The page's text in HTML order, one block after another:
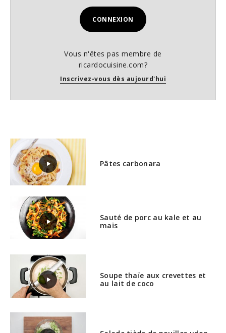
CONNEXION
Vous n'êtes pas membre de
ricardocuisine.com?
Inscrivez-vous dès aujourd'hui
Pâtes carbonara
Sauté de porc au kale et au
maïs
Soupe thaïe aux crevettes et
au lait de coco